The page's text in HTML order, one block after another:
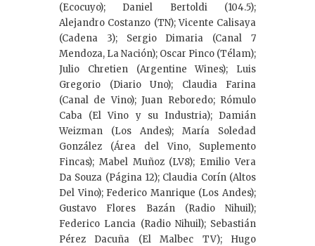
(Ecocuyo); Daniel Bertoldi (104.5);
Alejandro Costanzo (TN); Vicente Calisaya
(Cadena 3); Sergio Dimaria (Canal 7
Mendoza, La Nación); Oscar Pinco (Télam);
Julio Chretien (Argentine Wines); Luis
Gregorio (Diario Uno); Claudia Farina
(Canal de Vino); Juan Reboredo; Rómulo
Caba (El Vino y su Industria); Damián
Weizman (Los Andes); María Soledad
González (Área del Vino, Suplemento
Fincas); Mabel Muñoz (LV8); Emilio Vera
Da Souza (Página 12); Claudia Corín (Altos
Del Vino); Federico Manrique (Los Andes);
Gustavo Flores Bazán (Radio Nihuil);
Federico Lancia (Radio Nihuil); Sebastián
Pérez Dacuña (El Malbec TV); Hugo